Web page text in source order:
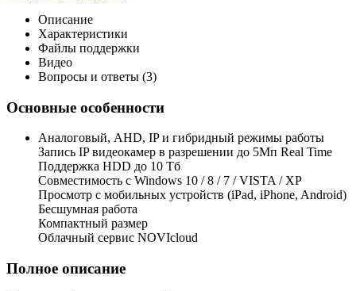
Описание
Характеристики
Файлы поддержки
Видео
Вопросы и ответы (3)
Основные особенности
Аналоговый, AHD, IP и гибридный режимы работы
Запись IP видеокамер в разрешении до 5Мп Real Time
Поддержка HDD до 10 Тб
Совместимость с Windows 10 / 8 / 7 / VISTA / XP
Просмотр с мобильных устройств (iPad, iPhone, Android)
Бесшумная работа
Компактный размер
Облачный сервис NOVIcloud
Полное описание